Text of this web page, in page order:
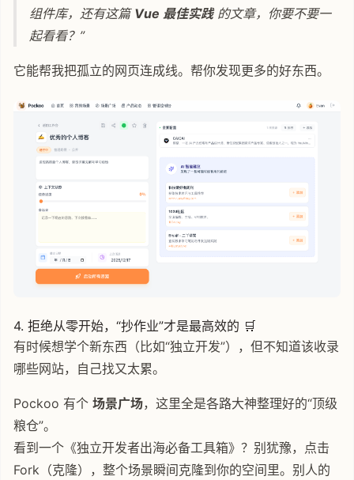
组件库，还有这篇 Vue 最佳实践的文章，你要不要一
起看看？”
它能帮我把孤立的网页连成线。帮你发现更多的好东西。
4. 拒绝从零开始，“抄作业”才是最高效的 🛒
有时候想学个新东西（比如“独立开发”），但不知道该收录
哪些网站，自己找又太累。
Pockoo 有个 场景广场，这里全是各路大神整理好的“顶级
粮仓”。
看到一个《独立开发者出海必备工具箱》？别犹豫，点击
Fork（克隆），整个场景瞬间克隆到你的空间里。别人的